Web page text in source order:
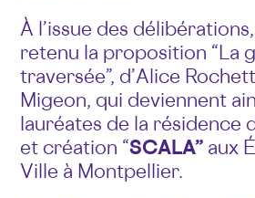
À l’issue des
retenu la proposition “La
traversée”, d’Alice
Migeon, qui deviennent
lauréates de la résidence
et création “SCALA” aux
Ville à Montpellier.